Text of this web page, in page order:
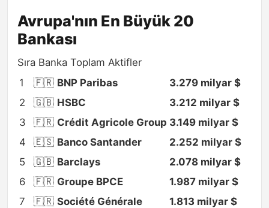
Avrupa'nın En Büyük 20
Bankası
Sıra Banka Toplam Aktifler
1
🇫🇷 BNP Paribas
3.279 milyar $
2
🇬🇧 HSBC
3.212 milyar $
3
🇫🇷 Crédit Agricole Group 3.149 milyar $
4
🇪🇸 Banco Santander
2.252 milyar $
5
🇬🇧 Barclays
2.078 milyar $
6
🇫🇷 Groupe BPCE
1.987 milyar $
7
🇫🇷 Société Générale
1.813 milyar $